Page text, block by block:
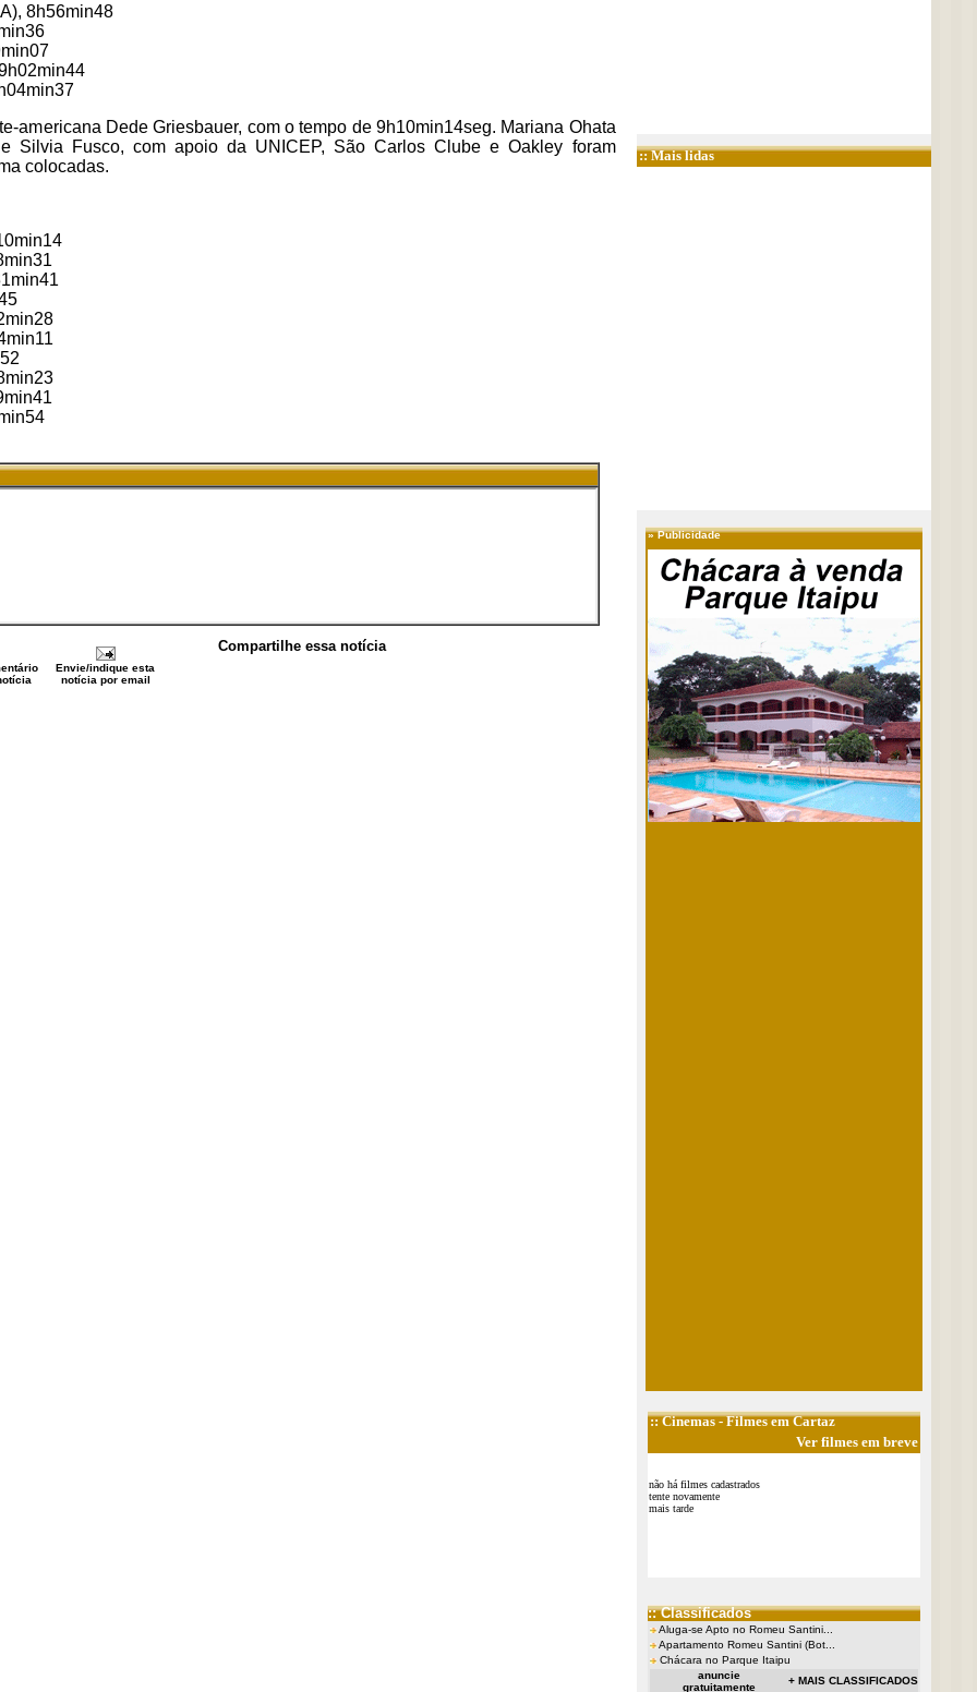
8h56min48
americana Dede Griesbauer, com o tempo de 9h10min14seg. Mariana Ohata
Silvia Fusco, com apoio da UNICEP, São Carlos Clube e Oakley foram
colocadas.
Compartilhe essa notícia
Envie/indique esta
notícia por email
:: Mais lidas
»Publicidade
::Cinemas- Filmes em Cartaz
Ver filmes em breve
não há filmes cadastrados
tente novamente
mais tarde
:: Classificados
Aluga-se Apto no Romeu Santini...
Apartamento Romeu Santini (Bot...
Chácara no Parque Itaipu
anuncie
gratuitamente
+ MAIS CLASSIFICADOS